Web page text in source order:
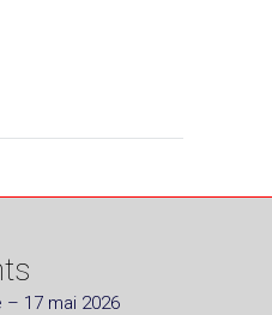
– 17 mai 2026